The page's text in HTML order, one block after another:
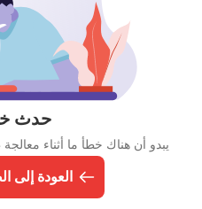
حدث
يبدو أن هناك خطأ ما أثناء
العودة إلى